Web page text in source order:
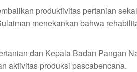
produktivitas pertanian
menekankan bahwa
dan Kepala Badan Pangan
aktivitas produksi pascabencana.